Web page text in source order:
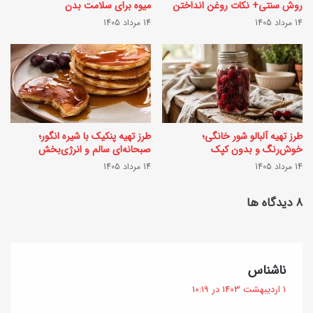
پ
ش
گ
ی
ر
ی
،
ن
ع
ر
ا
ی
ت
روش سنتی+ نکات روغن انداختن
14 مرداد 1405
میوه برای سلامت بدن
14 مرداد 1405
طرز تهیه آلبالو شور خانگی؛
خوش‌رنگ و بدون کپک
14 مرداد 1405
طرز تهیه پنکیک با شیره انگور؛
صبحانه‌ای سالم و انرژی‌بخش
14 مرداد 1405
‫۸ دیدگاه ها
ناشناس
1 اردیبهشت 1403 در 10:19